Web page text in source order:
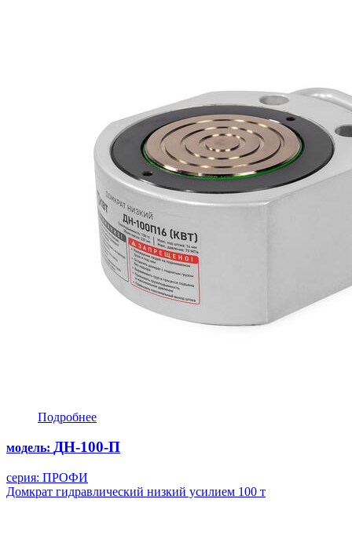
Подробнее
модель: ДН-100-П
серия: ПРОФИ
Домкрат гидравлический низкий усилием 100 т